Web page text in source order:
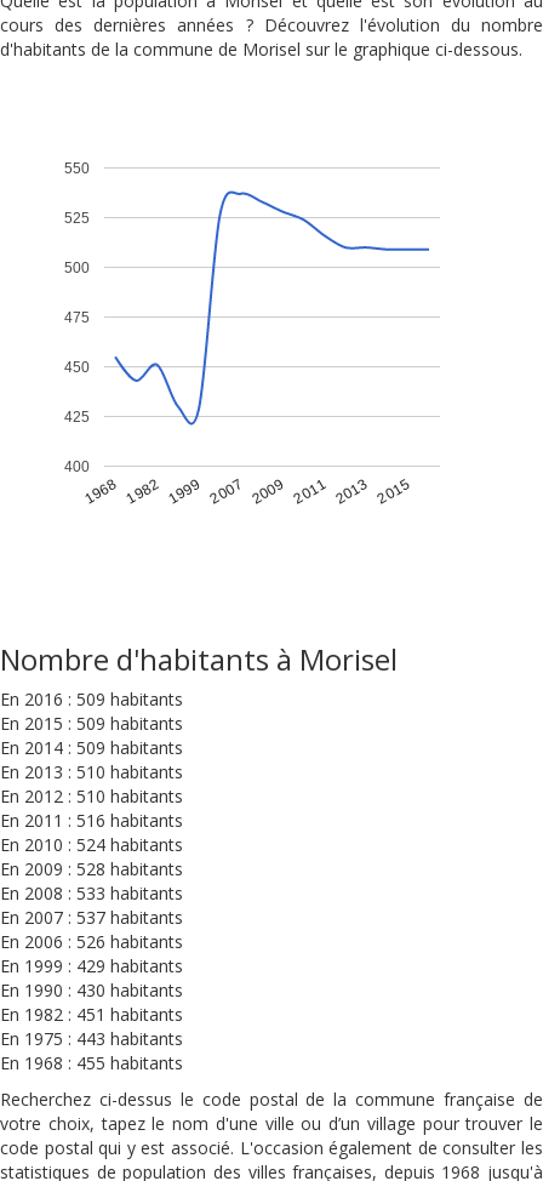
cours des dernières années ? Découvrez l'évolution du nombre
d'habitants de la commune de Morisel sur le graphique ci-dessous.
1968 1982 1999 2007 2009 2011 2013 2015
400
425
450
475
500
525
550
Nombre d'habitants à Morisel
En 2016 : 509 habitants
En 2015 : 509 habitants
En 2014 : 509 habitants
En 2013 : 510 habitants
En 2012 : 510 habitants
En 2011 : 516 habitants
En 2010 : 524 habitants
En 2009 : 528 habitants
En 2008 : 533 habitants
En 2007 : 537 habitants
En 2006 : 526 habitants
En 1999 : 429 habitants
En 1990 : 430 habitants
En 1982 : 451 habitants
En 1975 : 443 habitants
En 1968 : 455 habitants
Recherchez ci-dessus le code postal de la commune française de
votre choix, tapez le nom d'une ville ou d’un village pour trouver le
code postal qui y est associé. L'occasion également de consulter les
statistiques de population des villes françaises, depuis 1968 jusqu'à